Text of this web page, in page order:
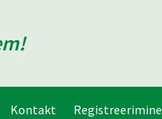
Kontakt Registreerimine